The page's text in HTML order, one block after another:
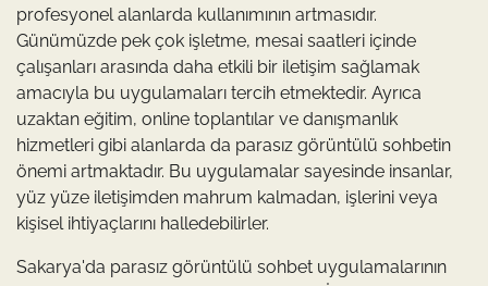
profesyonel alanlarda kullanımının artmasıdır.
Günümüzde pek çok işletme, mesai saatleri içinde
çalışanları arasında daha etkili bir iletişim sağlamak
amacıyla bu uygulamaları tercih etmektedir. Ayrıca
uzaktan eğitim, online toplantılar ve danışmanlık
hizmetleri gibi alanlarda da parasız görüntülü sohbetin
önemi artmaktadır. Bu uygulamalar sayesinde insanlar,
yüz yüze iletişimden mahrum kalmadan, işlerini veya
kişisel ihtiyaçlarını halledebilirler.
Sakarya'da parasız görüntülü sohbet uygulamalarının